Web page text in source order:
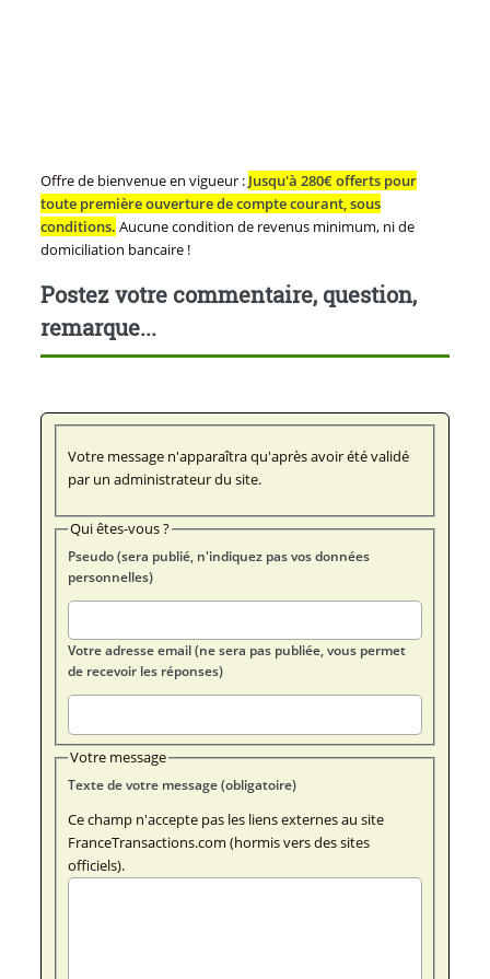
Offre de bienvenue en vigueur : Jusqu'à 280€ offerts pour
toute première ouverture de compte courant, sous
conditions. Aucune condition de revenus minimum, ni de
domiciliation bancaire !
Postez votre commentaire, question,
remarque...
Votre message n'apparaîtra qu'après avoir été validé
par un administrateur du site.
Qui êtes-vous ?
Pseudo (sera publié, n'indiquez pas vos données
personnelles)
Votre adresse email (ne sera pas publiée, vous permet
de recevoir les réponses)
Votre message
Texte de votre message (obligatoire)
Ce champ n'accepte pas les liens externes au site
FranceTransactions.com (hormis vers des sites
officiels).